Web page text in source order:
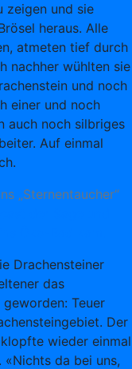
zeigen und sie
heraus. Alle
atmeten tief durch
nachher wühlten sie
und noch
einer und noch
auch noch silbriges
Auf einmal
„Sternentaucher“
Drachensteiner
das
Teuer
Der
wieder einmal
da bei uns,